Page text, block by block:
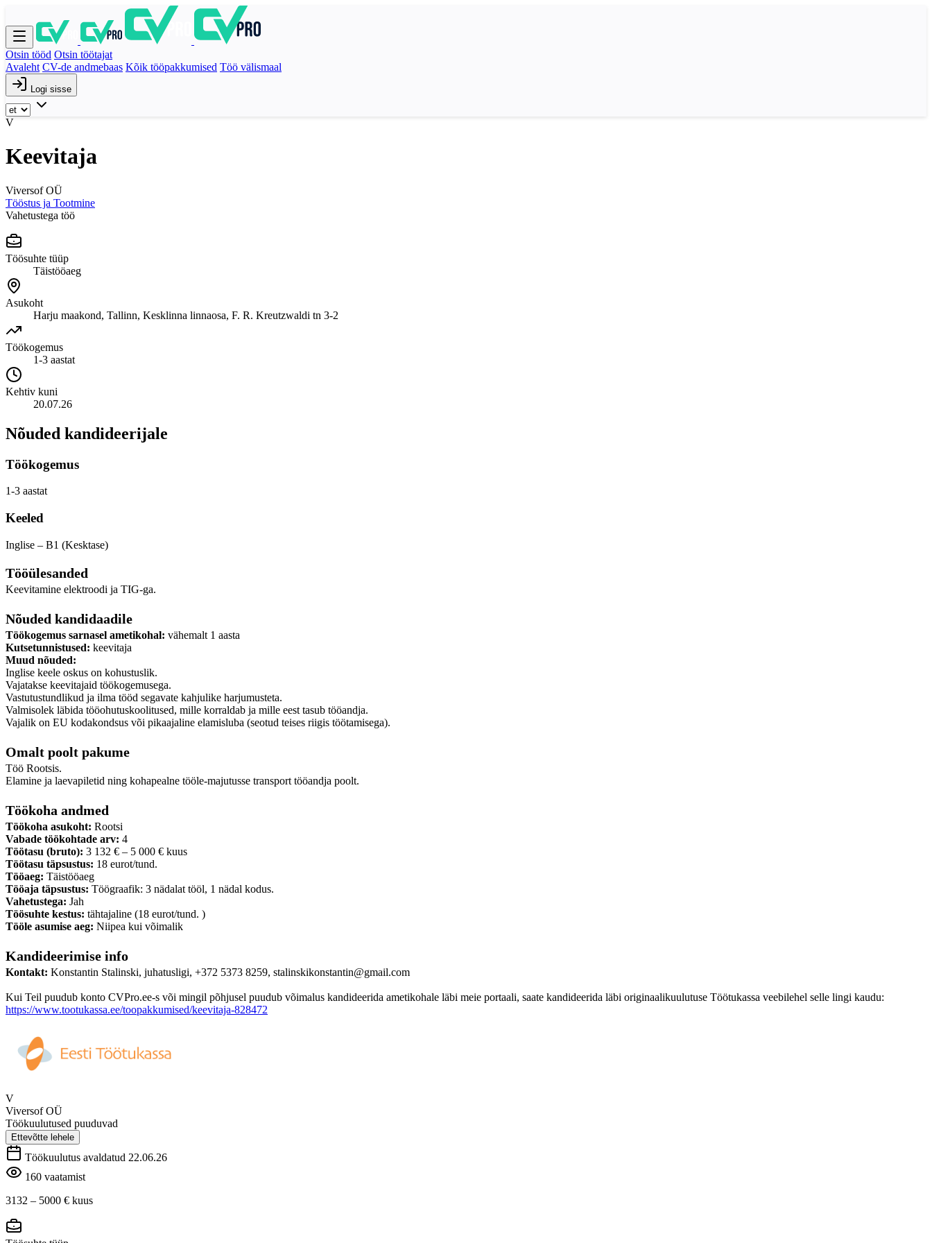
Otsin tööd Otsin töötajat
Avaleht CV-de andmebaas Kõik tööpakkumised Töö välismaal
Logi sisse
V
Keevitaja
Viversof OÜ
Tööstus ja Tootmine
Vahetustega töö
Töösuhte tüüp
Täistööaeg
Asukoht
Harju maakond, Tallinn, Kesklinna linnaosa, F. R. Kreutzwaldi tn 3-2
Töökogemus
1-3 aastat
Kehtiv kuni
20.07.26
Nõuded kandideerijale
Töökogemus
1-3 aastat
Keeled
Inglise – B1 (Kesktase)
Tööülesanded
Keevitamine elektroodi ja TIG-ga.
Nõuded kandidaadile
Töökogemus sarnasel ametikohal: vähemalt 1 aasta
Kutsetunnistused: keevitaja
Muud nõuded:
Inglise keele oskus on kohustuslik.
Vajatakse keevitajaid töökogemusega.
Vastutustundlikud ja ilma tööd segavate kahjulike harjumusteta.
Valmisolek läbida tööohutuskoolitused, mille korraldab ja mille eest tasub tööandja.
Vajalik on EU kodakondsus või pikaajaline elamisluba (seotud teises riigis töötamisega).
Omalt poolt pakume
Töö Rootsis.
Elamine ja laevapiletid ning kohapealne tööle-majutusse transport tööandja poolt.
Töökoha andmed
Töökoha asukoht: Rootsi
Vabade töökohtade arv: 4
Töötasu (bruto): 3 132 € – 5 000 € kuus
Töötasu täpsustus: 18 eurot/tund.
Tööaeg: Täistööaeg
Tööaja täpsustus: Töögraafik: 3 nädalat tööl, 1 nädal kodus.
Vahetustega: Jah
Töösuhte kestus: tähtajaline (18 eurot/tund. )
Tööle asumise aeg: Niipea kui võimalik
Kandideerimise info
Kontakt: Konstantin Stalinski, juhatusligi, +372 5373 8259, stalinskikonstantin@gmail.com
Kui Teil puudub konto CVPro.ee-s või mingil põhjusel puudub võimalus kandideerida ametikohale läbi meie portaali, saate kandideerida läbi originaalikuulutuse Töötukassa veebilehel selle lingi kaudu:
https://www.tootukassa.ee/toopakkumised/keevitaja-828472
V
Viversof OÜ
Töökuulutused puuduvad
Ettevõtte lehele
Töökuulutus avaldatud 22.06.26
160 vaatamist
3132 – 5000 € kuus